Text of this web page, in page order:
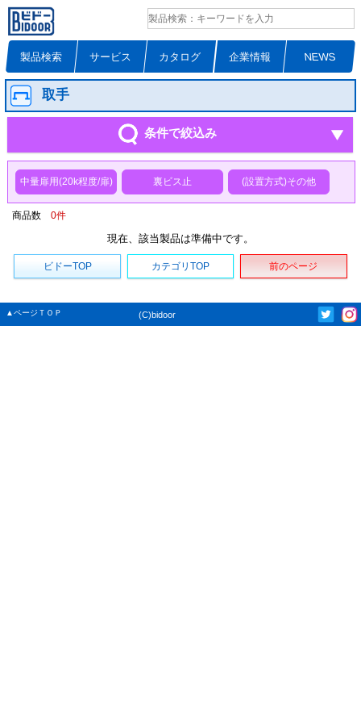
製品検索 サービス カタログ 企業情報 NEWS
取手
条件で絞込み
中量扉用(20k程度/扉) 裏ビス止 (設置方式)その他
商品数 0件
現在、該当製品は準備中です。
ビドーTOP カテゴリTOP 前のページ
▲ページＴＯＰ (C)bidoor